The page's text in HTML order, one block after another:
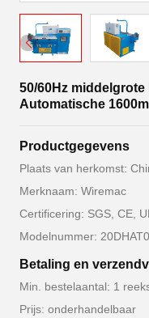
50/60Hz
Automatische
Productgegevens
Plaats van herkomst:
Merknaam: Wiremac
Certificering: SGS, CE, UL
Modelnummer:
Betaling en
Min. bestelaantal: 1
Prijs: onderhandelbaar